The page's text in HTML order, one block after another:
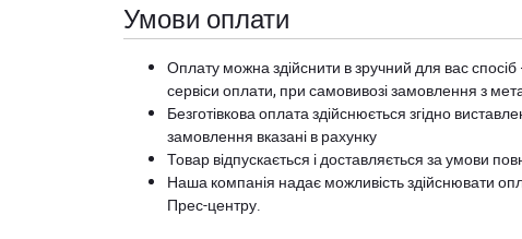
Умови оплати
Оплату можна здійснити в зручний для вас
сервіси оплати, при самовивозі замовлення з
Безготівкова оплата здійснюється згідно
замовлення вказані в рахунку
Товар відпускається і доставляється за умови
Наша компанія надає можливість здійснювати
Прес-центру.